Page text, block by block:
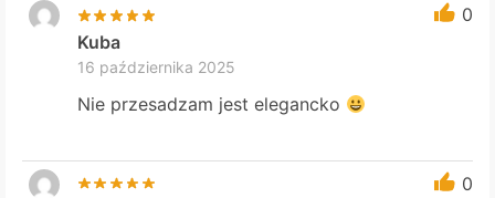
0
Kuba
16 października 2025
Nie przesadzam jest elegancko
0